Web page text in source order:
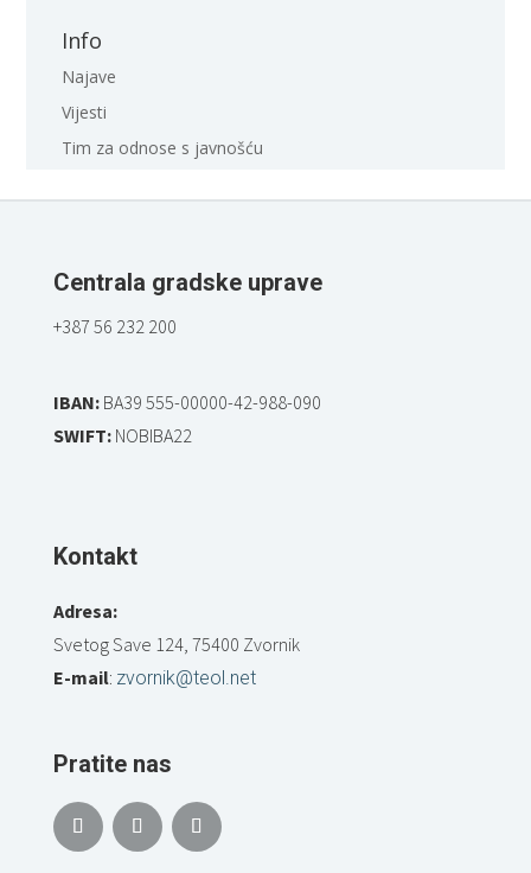
Info
Najave
Vijesti
Tim za odnose s javnošću
Centrala gradske uprave
+387 56 232 200
IBAN:BA39 555-00000-42-988-090
SWIFT:NOBIBA22
Kontakt
Adresa:
Svetog Save 124, 75400 Zvornik
E-mail: zvornik@teol.net
Pratite nas